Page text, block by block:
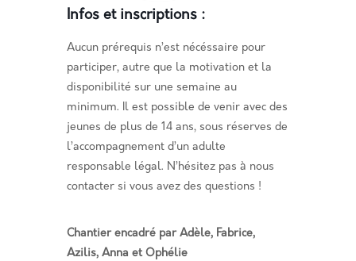
Infos et inscriptions :
Aucun prérequis n’est nécéssaire pour
participer, autre que la motivation et la
disponibilité sur une semaine au
minimum. Il est possible de venir avec des
jeunes de plus de 14 ans, sous réserves de
l’accompagnement d’un adulte
responsable légal. N’hésitez pas à nous
contacter si vous avez des questions !
Chantier encadré par Adèle, Fabrice,
Azilis, Anna et Ophélie